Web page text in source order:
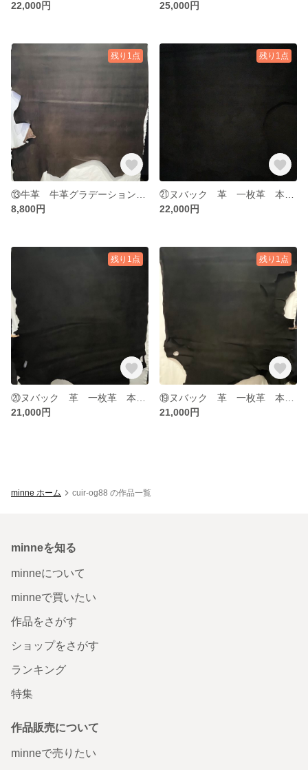
22,000円 25,000円
残り1点
8,800円
残り1点
22,000円
残り1点
21,000円
残り1点
21,000円
minne ホーム cuir-og88 の作品一覧
minneを知る
minneについて
minneで買いたい
作品をさがす
ショップをさがす
ランキング
特集
作品販売について
minneで売りたい